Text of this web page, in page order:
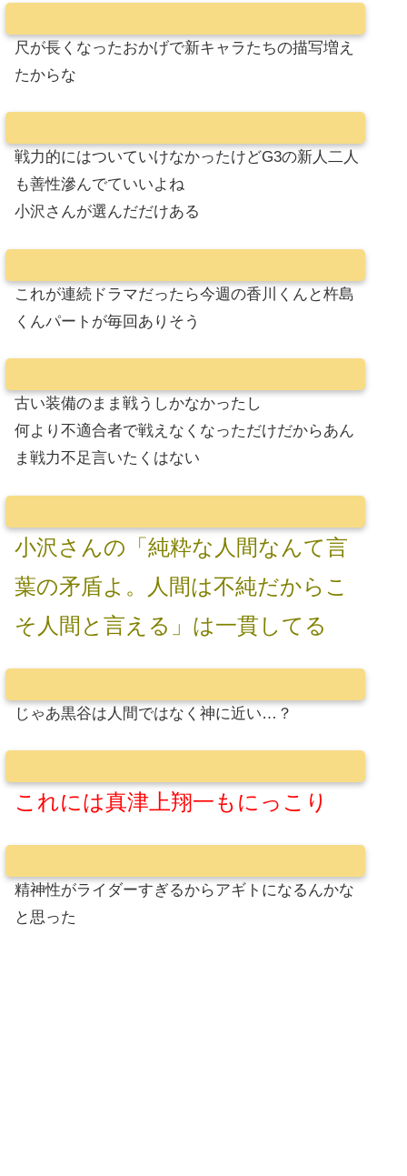
尺が長くなったおかげで新キャラたちの描写増え
たからな
戦力的にはついていけなかったけどG3の新人二人
も善性滲んでていいよね
小沢さんが選んだだけある
これが連続ドラマだったら今週の香川くんと杵島
くんパートが毎回ありそう
古い装備のまま戦うしかなかったし
何より不適合者で戦えなくなっただけだからあん
ま戦力不足言いたくはない
小沢さんの「純粋な人間なんて言
葉の矛盾よ。人間は不純だからこ
そ人間と言える」は一貫してる
じゃあ黒谷は人間ではなく神に近い…？
これには真津上翔一もにっこり
精神性がライダーすぎるからアギトになるんかな
と思った